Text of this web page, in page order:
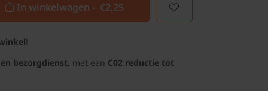
In winkelwagen - €2,25
!
bezorgdienst, met een C02 reductie tot